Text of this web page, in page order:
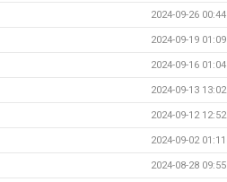
2024-09-26 00:44
2024-09-19 01:09
2024-09-16 01:04
2024-09-13 13:02
2024-09-12 12:52
2024-09-02 01:11
2024-08-28 09:55